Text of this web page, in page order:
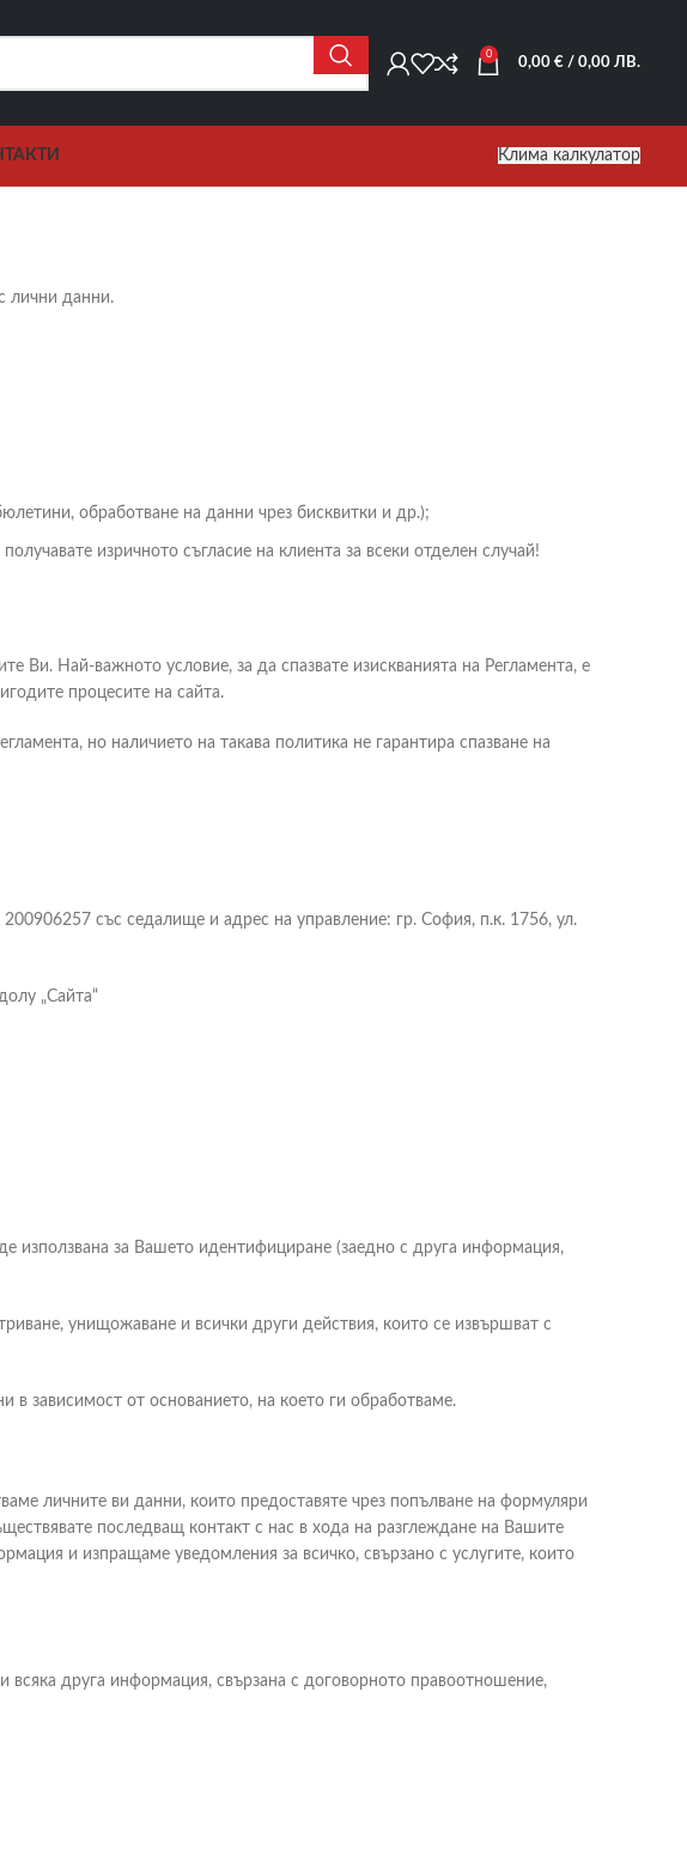
0
0,00€ / 0,00 ЛВ.
Клима калкулатор
лични данни.
обработване на данни чрез бисквитки и др.);
изричното съгласие на клиента за всеки отделен случай!
Ви. Най-важното условие, за да спазвате изискванията на Регламента, е
процесите на сайта.
но наличието на такава политика не гарантира спазване на
със седалище и адрес на управление: гр. София, п.к. 1756, ул.
„Сайта“
за Вашето идентифициране (заедно с друга информация,
унищожаване и всички други действия, които се извършват с
зависимост от основанието, на което ги обработваме.
личните ви данни, които предоставяте чрез попълване на формуляри
последващ контакт с нас в хода на разглеждане на Вашите
и изпращаме уведомления за всичко, свързано с услугите, които
друга информация, свързана с договорното правоотношение,